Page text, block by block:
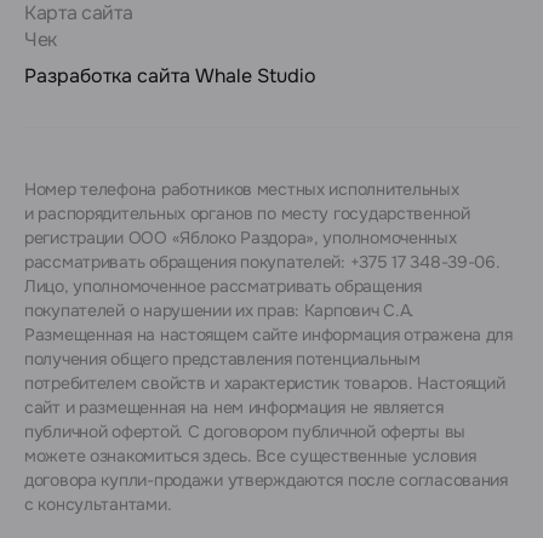
Карта сайта
Чек
Разработка сайта Whale Studio
Номер телефона работников местных исполнительных
и распорядительных органов по месту государственной
регистрации ООО «Яблоко Раздора», уполномоченных
рассматривать обращения покупателей: +375 17 348-39-06.
Лицо, уполномоченное рассматривать обращения
покупателей о нарушении их прав: Карпович С.А.
Размещенная на настоящем сайте информация отражена для
получения общего представления потенциальным
потребителем свойств и характеристик товаров. Настоящий
сайт и размещенная на нем информация не является
публичной офертой. С договором публичной оферты вы
можете ознакомиться здесь. Все существенные условия
договора купли-продажи утверждаются после согласования
с консультантами.